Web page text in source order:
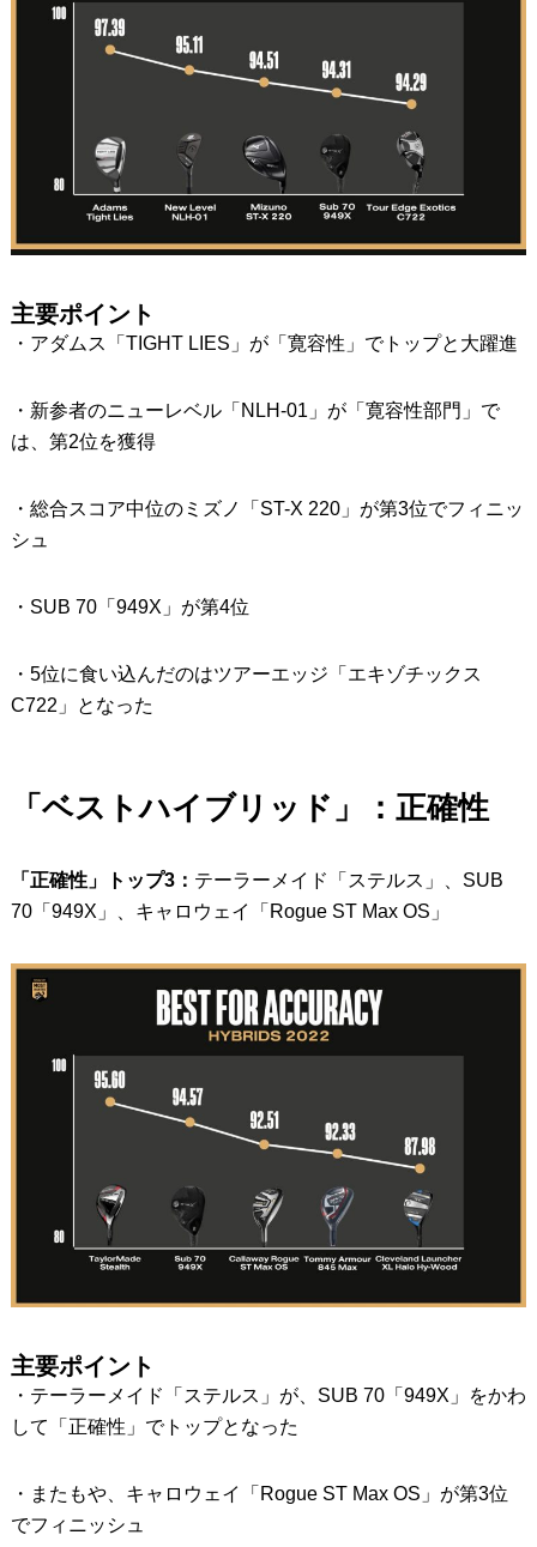
主要ポイント
・アダムス「TIGHT LIES」が「寛容性」でトップと大躍進
・新参者のニューレベル「NLH-01」が「寛容性部門」で
は、第2位を獲得
・総合スコア中位のミズノ「ST-X 220」が第3位でフィニッ
シュ
・SUB 70「949X」が第4位
・5位に食い込んだのはツアーエッジ「エキゾチックス
C722」となった
「ベストハイブリッド」：正確性
「正確性」トップ3： テーラーメイド「ステルス」、SUB
70「949X」、キャロウェイ「Rogue ST Max OS」
主要ポイント
・テーラーメイド「ステルス」が、SUB 70「949X」をかわ
して「正確性」でトップとなった
・またもや、キャロウェイ「Rogue ST Max OS」が第3位
でフィニッシュ